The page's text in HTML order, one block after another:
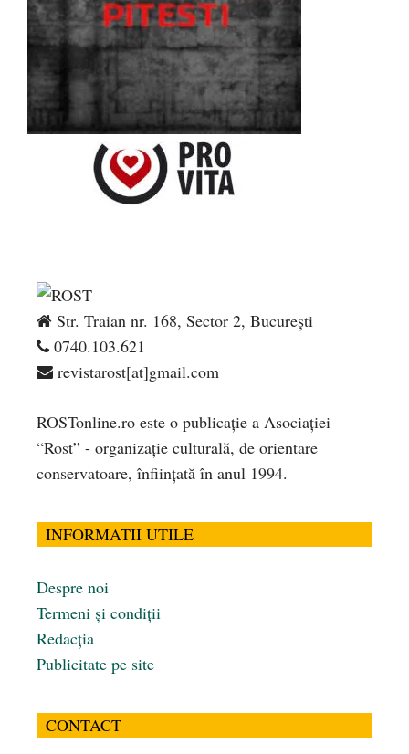
Str. Traian nr. 168, Sector 2, București
0740.103.621
revistarost[at]gmail.com
ROSTonline.ro este o publicaţie a Asociaţiei
“Rost” - organizaţie culturală, de orientare
conservatoare, înfiinţată în anul 1994.
INFORMATII UTILE
Despre noi
Termeni și condiții
Redacția
Publicitate pe site
CONTACT